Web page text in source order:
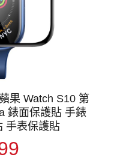
果 Watch S10 第
錶面保護貼 手錶
手表保護貼